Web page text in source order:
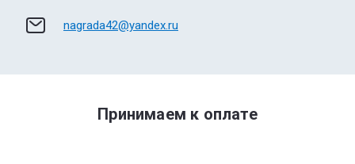
nagrada42@yandex.ru
Принимаем к оплате